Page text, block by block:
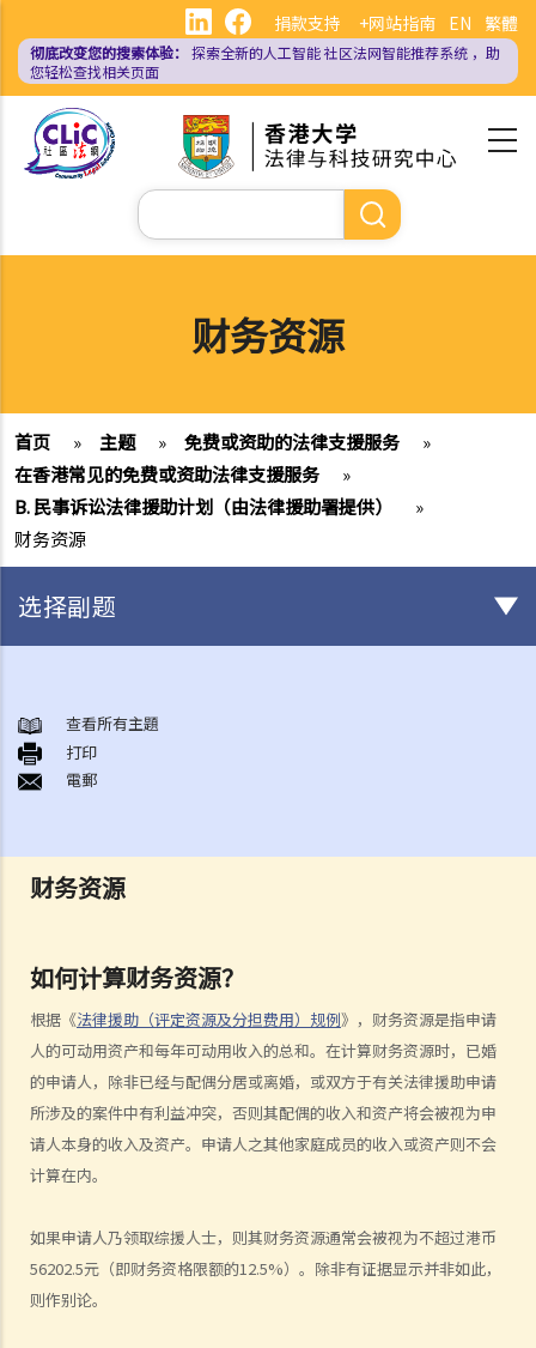
主
EN 繁體
捐款支持 +网站指南
彻底改变您的搜索体验： 探索全新的人工智能社区法网智能推荐系统 ，助
您轻松查找相关页面
搜
索
财务资源
首页 » 主题 » 免费或资助的法律支援服务
»
在香港常见的免费或资助法律支援服务
»
B. 民事诉讼法律援助计划（由法律援助署提供）
»
财务资源
财务资源
如何计算财务资源？
根据《法律援助（评定资源及分担费用）规例》，财务资源是指申请
人的可动用资产和每年可动用收入的总和。在计算财务资源时，已婚
的申请人，除非已经与配偶分居或离婚，或双方于有关法律援助申请
所涉及的案件中有利益冲突，否则其配偶的收入和资产将会被视为申
请人本身的收入及资产。申请人之其他家庭成员的收入或资产则不会
计算在内。
如果申请人乃领取综援人士，则其财务资源通常会被视为不超过港币
56202.5元（即财务资格限额的12.5%）。除非有证据显示并非如此，
则作别论。
选择副题
A. 刑事诉讼法律援助计划（由法律援助署提供）
1. 我是否需要先行接受经济审查，才可获得刑事诉讼法律援助？
3. 如果我预备认罪，是否还可以获得法律援助？
4. 我是否需要为刑事诉讼法律援助服务缴付任何费用？
5. 刑事诉讼法律援助会否容许我选择我信任的代表律师？
6. 如果我想申请刑事诉讼法律援助，需要办理什么手续？
7. 我要等候多久才知道申请结果？
8. 如果申请刑事诉讼法律援助被拒，我应该怎办？
B. 民事诉讼法律援助计划（由法律援助署提供）
1. 民事诉讼法律援助的经济审查
2. 民事诉讼法律援助的案情审查
3. 我是否需要为民事诉讼法律援助服务缴付任何费用？
4. 如果败诉，我是否需要支付对方的诉讼费？
查看所有主題
打印
電郵